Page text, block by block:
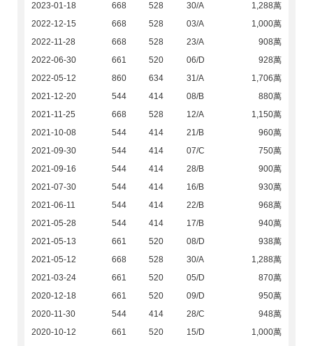
2023-01-18
668 528 30/A
1,288萬
2022-12-15
668 528 03/A
1,000萬
2022-11-28
668 528 23/A
908萬
2022-06-30
661 520 06/D
928萬
2022-05-12
860 634 31/A
1,706萬
2021-12-20
544 414 08/B
880萬
2021-11-25
668 528 12/A
1,150萬
2021-10-08
544 414 21/B
960萬
2021-09-30
544 414 07/C
750萬
2021-09-16
544 414 28/B
900萬
2021-07-30
544 414 16/B
930萬
2021-06-11
544 414 22/B
968萬
2021-05-28
544 414 17/B
940萬
2021-05-13
661 520 08/D
938萬
2021-05-12
668 528 30/A
1,288萬
2021-03-24
661 520 05/D
870萬
2020-12-18
661 520 09/D
950萬
2020-11-30
544 414 28/C
948萬
2020-10-12
661 520 15/D
1,000萬